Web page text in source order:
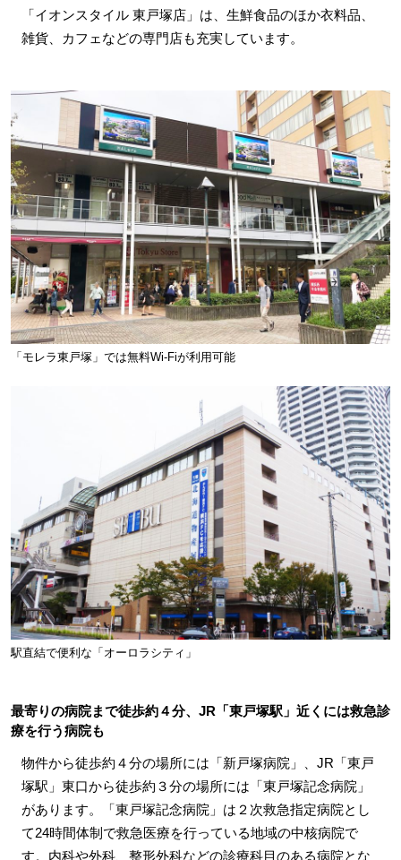
「イオンスタイル 東戸塚店」は、生鮮食品のほか衣料品、
雑貨、カフェなどの専門店も充実しています。
「モレラ東戸塚」では無料Wi-Fiが利用可能
駅直結で便利な「オーロラシティ」
最寄りの病院まで徒歩約４分、JR「東戸塚駅」近くには救急診
療を行う病院も
物件から徒歩約４分の場所には「新戸塚病院」、JR「東戸
塚駅」東口から徒歩約３分の場所には「東戸塚記念病院」
があります。「東戸塚記念病院」は２次救急指定病院とし
て24時間体制で救急医療を行っている地域の中核病院で
す。内科や外科、整形外科などの診療科目のある病院とな